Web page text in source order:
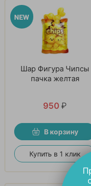
Шар Фигура Чипсы
пачка желтая
950 ₽
В корзину
Купить в 1 клик